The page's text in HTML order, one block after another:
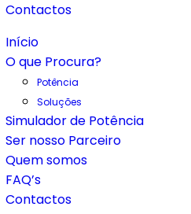
Contactos
Início
O que Procura?
Potência
Soluções
Simulador de Potência
Ser nosso Parceiro
Quem somos
FAQ’s
Contactos